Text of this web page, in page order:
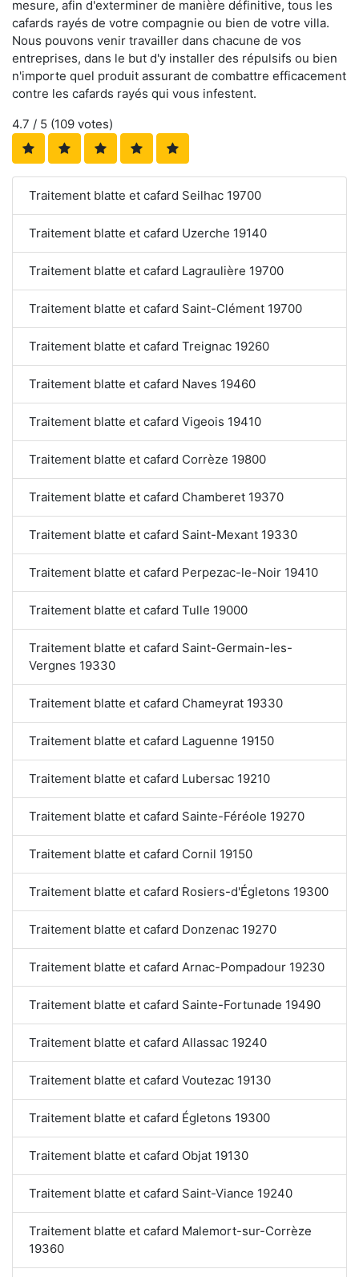
mesure, afin d'exterminer de manière définitive, tous les
cafards rayés de votre compagnie ou bien de votre villa.
Nous pouvons venir travailler dans chacune de vos
entreprises, dans le but d'y installer des répulsifs ou bien
n'importe quel produit assurant de combattre efficacement
contre les cafards rayés qui vous infestent.
4.7 / 5 (109 votes)
Traitement blatte et cafard Seilhac 19700
Traitement blatte et cafard Uzerche 19140
Traitement blatte et cafard Lagraulière 19700
Traitement blatte et cafard Saint-Clément 19700
Traitement blatte et cafard Treignac 19260
Traitement blatte et cafard Naves 19460
Traitement blatte et cafard Vigeois 19410
Traitement blatte et cafard Corrèze 19800
Traitement blatte et cafard Chamberet 19370
Traitement blatte et cafard Saint-Mexant 19330
Traitement blatte et cafard Perpezac-le-Noir 19410
Traitement blatte et cafard Tulle 19000
Traitement blatte et cafard Saint-Germain-les-
Vergnes 19330
Traitement blatte et cafard Chameyrat 19330
Traitement blatte et cafard Laguenne 19150
Traitement blatte et cafard Lubersac 19210
Traitement blatte et cafard Sainte-Féréole 19270
Traitement blatte et cafard Cornil 19150
Traitement blatte et cafard Rosiers-d'Égletons 19300
Traitement blatte et cafard Donzenac 19270
Traitement blatte et cafard Arnac-Pompadour 19230
Traitement blatte et cafard Sainte-Fortunade 19490
Traitement blatte et cafard Allassac 19240
Traitement blatte et cafard Voutezac 19130
Traitement blatte et cafard Égletons 19300
Traitement blatte et cafard Objat 19130
Traitement blatte et cafard Saint-Viance 19240
Traitement blatte et cafard Malemort-sur-Corrèze
19360